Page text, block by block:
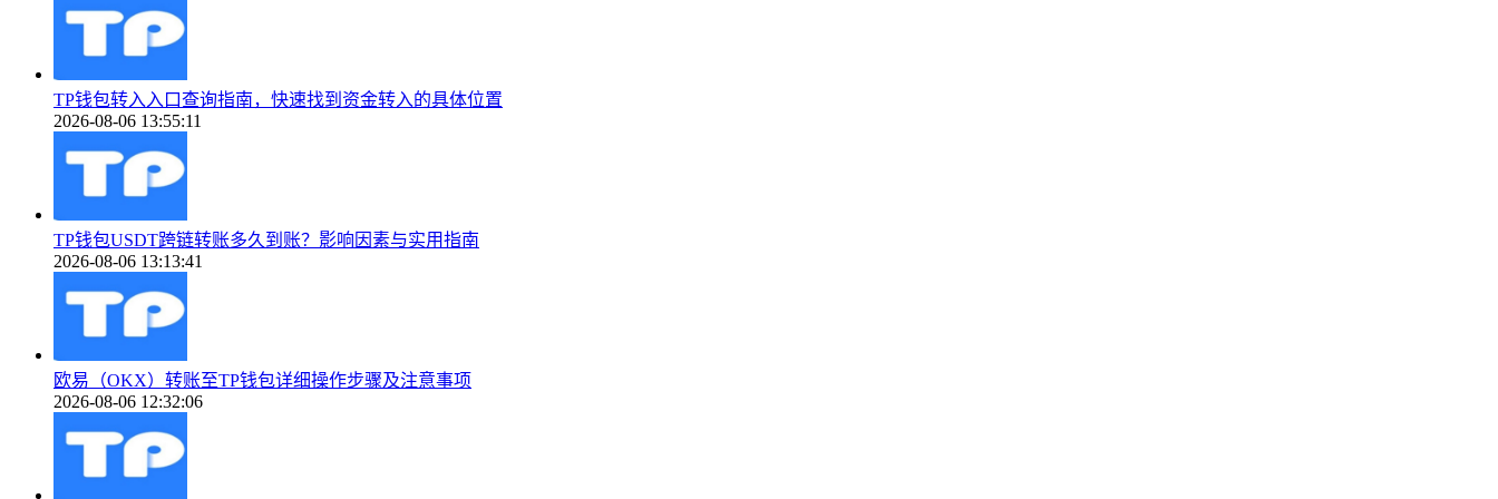
TP钱包转入入口查询指南，快速找到资金转入的具体位置
2026-08-06 13:55:11
TP钱包USDT跨链转账多久到账？影响因素与实用指南
2026-08-06 13:13:41
欧易（OKX）转账至TP钱包详细操作步骤及注意事项
2026-08-06 12:32:06